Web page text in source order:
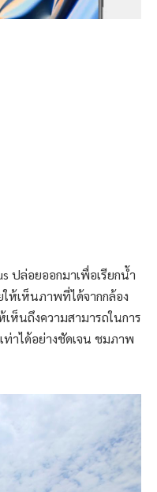
ปล่อยออกมาเพื่อเรียกน้ำ
ห้เห็นภาพที่ได้จากกล้อง
ห็นถึงความสามารถในการ
าได้อย่างชัดเจน ชมภาพ